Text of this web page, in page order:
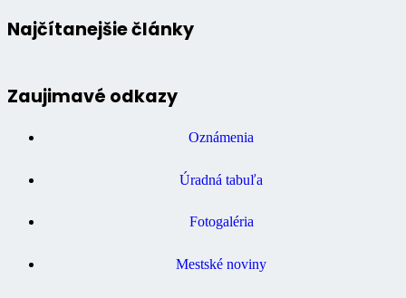
Najčítanejšie články
Zaujimavé odkazy
Oznámenia
Úradná tabuľa
Fotogaléria
Mestské noviny